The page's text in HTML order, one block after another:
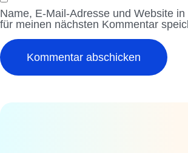
Name, E-Mail-Adresse und Website
für meinen nächsten Kommentar